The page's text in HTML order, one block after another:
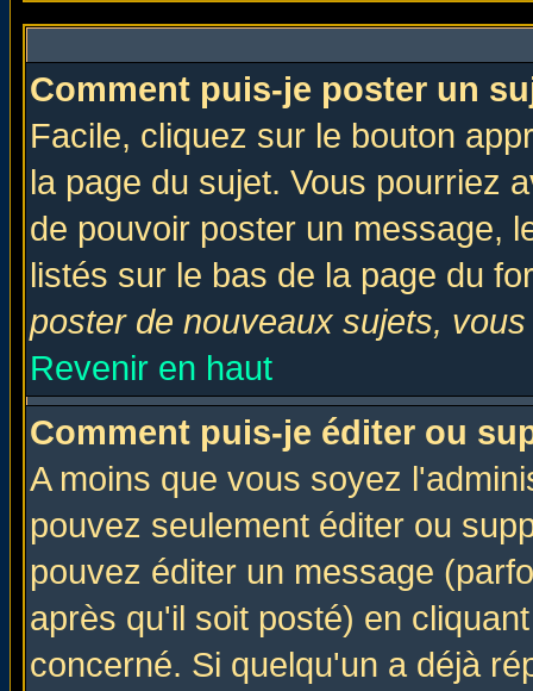
Comment puis-je poster un
Facile, cliquez sur le bouton
la page du sujet. Vous pourriez
de pouvoir poster un message,
listés sur le bas de la page du
poster de nouveaux sujets,
Revenir en haut
Comment puis-je éditer ou
A moins que vous soyez
pouvez seulement éditer ou
pouvez éditer un message
après qu'il soit posté) en
concerné. Si quelqu'un a déjà